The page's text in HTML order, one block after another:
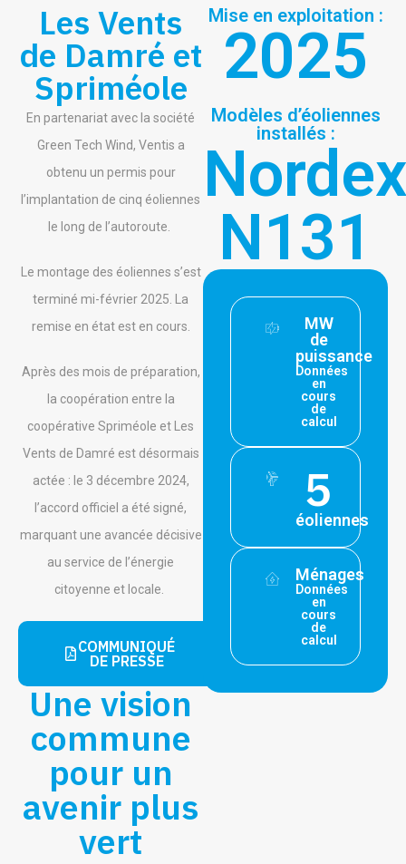
Les Vents
de Damré et
Spriméole
En partenariat avec la société
Green Tech Wind, Ventis a
obtenu un permis pour
l’implantation de cinq éoliennes
le long de l’autoroute.
Le montage des éoliennes s’est
terminé mi-février 2025. La
remise en état est en cours.
Après des mois de préparation,
la coopération entre la
coopérative Spriméole et Les
Vents de Damré est désormais
actée : le 3 décembre 2024,
l’accord officiel a été signé,
marquant une avancée décisive
au service de l’énergie
citoyenne et locale.
COMMUNIQUÉ
DE PRESSE
Une vision
commune
pour un
avenir plus
vert
Mise en exploitation :
2025
Modèles d’éoliennes
installés :
Nordex
N131
MW
de
puissance
Données
en
cours
de
calcul
5
éoliennes​
Ménages
Données
en
cours
de
calcul